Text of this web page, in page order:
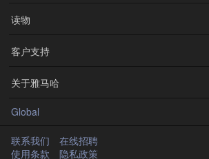
读物
客户支持
关于雅马哈
Global
联系我们
在线招聘
使用条款
隐私政策